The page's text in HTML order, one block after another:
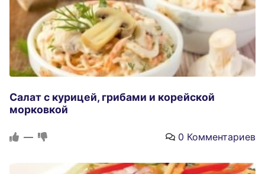
Салат с курицей, грибами и корейской
морковкой
— 0 Комментариев